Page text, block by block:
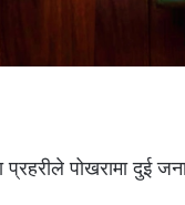
पोखरामा दुई